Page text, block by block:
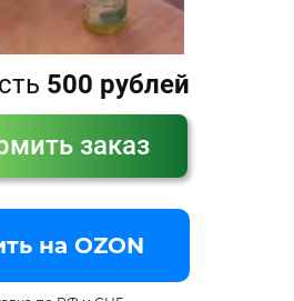
500 рублей
заказ
на OZON